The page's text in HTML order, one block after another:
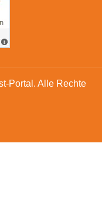
Portal. Alle Rechte